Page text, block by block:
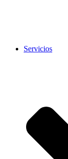
Servicios